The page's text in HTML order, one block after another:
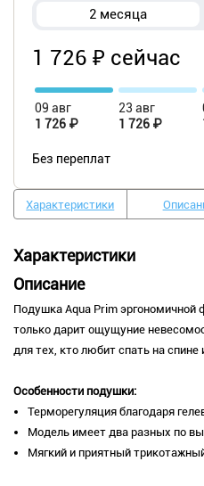
2 месяца
1 726 ₽ сейчас
09 авг
1 726 ₽
23 авг
1 726 ₽
Без переплат
Характеристики
Характеристики
Описание
Подушка Aqua Prim
только дарит ощущуние
для тех, кто любит спать на спине
Особенности подушки:
Терморегуляция благодаря
Модель имеет два разных по
Мягкий и приятный